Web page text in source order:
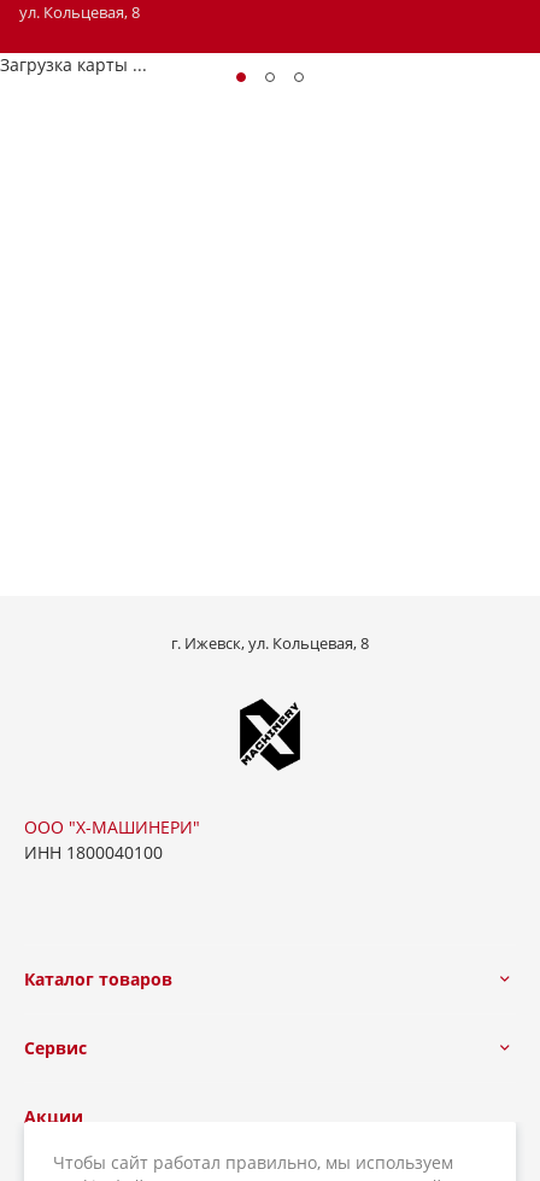
ул. Кольцевая, 8
Загрузка карты ...
г. Ижевск, ул. Кольцевая, 8
ООО "Х-МАШИНЕРИ"
ИНН 1800040100
Каталог товаров
Сервис
Акции
Чтобы сайт работал правильно, мы используем